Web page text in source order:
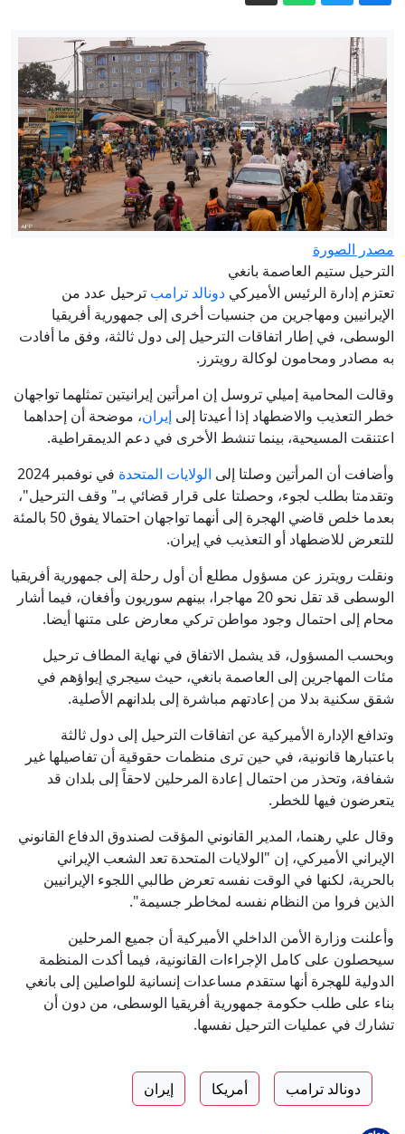
قواعد وبنى تحتية.. إسرائيل تستنسخ نموذج
غزة في جنوب لبنان
تركيا: اتفاقية الدفاع مع السعودية وباكستان
لا تتعارض مع التزامات الناتو
"المعاملة بالمثل".. إسبانيا: فحص جوازات
المسافرين الإيطاليين يبدأ ليل السبت
نيوزويك: هل تتجمع حروب العالم الصغرى
ظهور "الصندوق الأسود" لفرحان
الفرطوسي ومطالبات باعتقاله
مصدر الصورة
الترحيل ستيم العاصمة بانغي
تعتزم إدارة الرئيس الأميركي دونالد ترامب ترحيل عدد من
الإيرانيين ومهاجرين من جنسيات أخرى إلى جمهورية أفريقيا
الوسطى، في إطار اتفاقات الترحيل إلى دول ثالثة، وفق ما أفادت
به مصادر ومحامون لوكالة رويترز.
وقالت المحامية إميلي تروسل إن امرأتين إيرانيتين تمثلهما تواجهان
خطر التعذيب والاضطهاد إذا أعيدتا إلى إيران، موضحة أن إحداهما
اعتنقت المسيحية، بينما تنشط الأخرى في دعم الديمقراطية.
وأضافت أن المرأتين وصلتا إلى الولايات المتحدة
في نوفمبر 2024
وتقدمتا بطلب لجوء، وحصلتا على قرار قضائي بـ" وقف الترحيل"،
بعدما خلص قاضي الهجرة إلى أنهما تواجهان احتمالا يفوق 50 بالمئة
للتعرض للاضطهاد أو التعذيب في إيران.
ونقلت رويترز عن مسؤول مطلع أن أول رحلة إلى جمهورية أفريقيا
الوسطى قد تقل نحو 20 مهاجرا، بينهم سوريون وأفغان، فيما أشار
محام إلى احتمال وجود مواطن تركي معارض على متنها أيضا.
وبحسب المسؤول، قد يشمل الاتفاق في نهاية المطاف ترحيل
مئات المهاجرين إلى العاصمة بانغي، حيث سيجري إيواؤهم في
شقق سكنية بدلا من إعادتهم مباشرة إلى بلدانهم الأصلية.
وتدافع الإدارة الأميركية عن اتفاقات الترحيل إلى دول ثالثة
باعتبارها قانونية، في حين ترى منظمات حقوقية أن تفاصيلها غير
شفافة، وتحذر من احتمال إعادة المرحلين لاحقاً إلى بلدان قد
يتعرضون فيها للخطر.
وقال علي رهنما، المدير القانوني المؤقت لصندوق الدفاع القانوني
الإيراني الأميركي، إن "الولايات المتحدة تعد الشعب الإيراني
بالحرية، لكنها في الوقت نفسه تعرض طالبي اللجوء الإيرانيين
الذين فروا من النظام نفسه لمخاطر جسيمة".
وأعلنت وزارة الأمن الداخلي الأميركية أن جميع المرحلين
سيحصلون على كامل الإجراءات القانونية، فيما أكدت المنظمة
الدولية للهجرة أنها ستقدم مساعدات إنسانية للواصلين إلى بانغي
بناء على طلب حكومة جمهورية أفريقيا الوسطى، من دون أن
تشارك في عمليات الترحيل نفسها.
دونالد ترامب أمريكا إيران